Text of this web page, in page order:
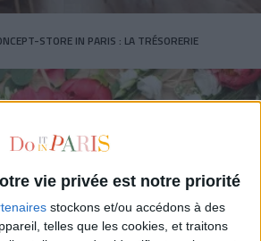
vie privée est notre priorité
stockons et/ou accédons à des
telles que les cookies, et traitons
STORE IN PARIS : LA TRÉSORERIE